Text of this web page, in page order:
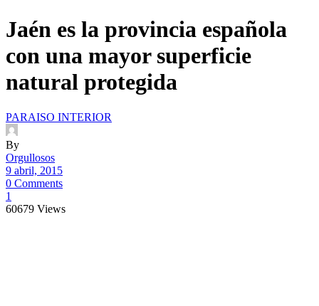
Jaén es la provincia española
con una mayor superficie
natural protegida
PARAISO INTERIOR
By
Orgullosos
9 abril, 2015
0 Comments
1
60679 Views